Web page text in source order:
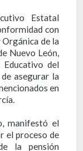
Estatal
con
de la
Nuevo León,
Educativo del
asegurar la
en
manifestó el
el proceso de
la pensión